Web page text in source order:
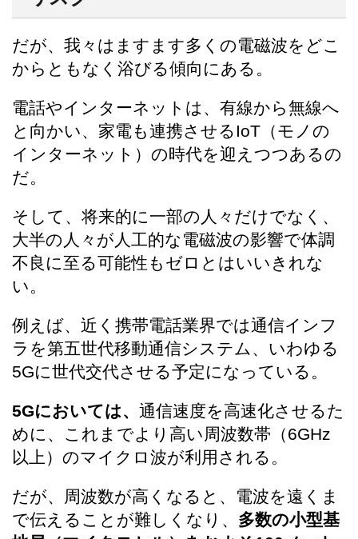
だが、我々はますます多くの電磁波をどこ
からともなく浴びる傾向にある。
電話やインターネットは、有線から無線へ
と向かい、家電も連携させるIoT（モノの
インターネット）の時代を迎えつつあるの
だ。
そして、将来的に一部の人々だけでなく、
大半の人々が人工的な電磁波の影響で体調
不良に至る可能性もゼロとはいいきれな
い。
例えば、近く携帯電話業界では通信インフ
ラを第五世代移動通信システム、いわゆる
5Gに世代交代させる予定になっている。
5Gにおいては、 通信速度を高速化させるた
めに、これまでより高い周波数帯（6GHz
以上）のマイクロ波が利用される。
だが、周波数が高くなると、電波を遠くま
で伝えることが難しくなり、 多数の小型基